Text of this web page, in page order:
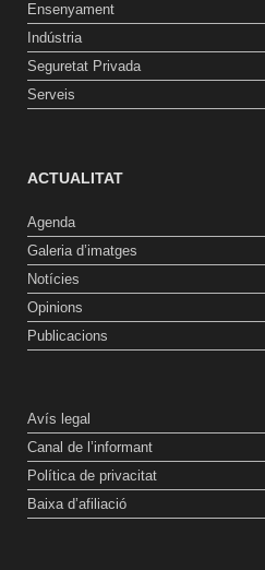
Ensenyament
Indústria
Seguretat Privada
Serveis
ACTUALITAT
Agenda
Galeria d’imatges
Notícies
Opinions
Publicacions
Avís legal
Canal de l’informant
Política de privacitat
Baixa d’afiliació